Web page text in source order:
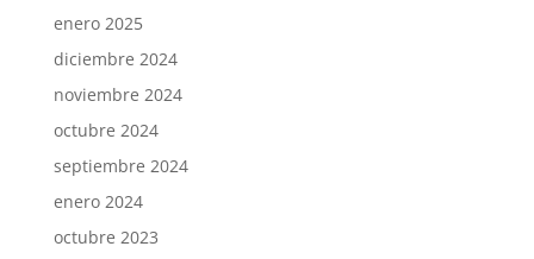
enero 2025
diciembre 2024
noviembre 2024
octubre 2024
septiembre 2024
enero 2024
octubre 2023